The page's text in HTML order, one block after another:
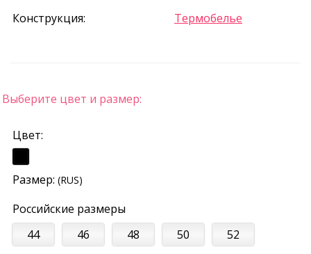
Конструкция: Термобелье
Выберите цвет и размер:
Цвет:
Размер: (RUS)
Российские размеры
44
46 48 50 52